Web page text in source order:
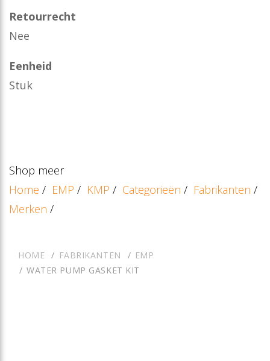
Retourrecht
Nee
Eenheid
Stuk
Shop meer
Home / EMP / KMP / Categorieën / Fabrikanten /
Merken /
HOME FABRIKANTEN
EMP
WATER PUMP GASKET KIT